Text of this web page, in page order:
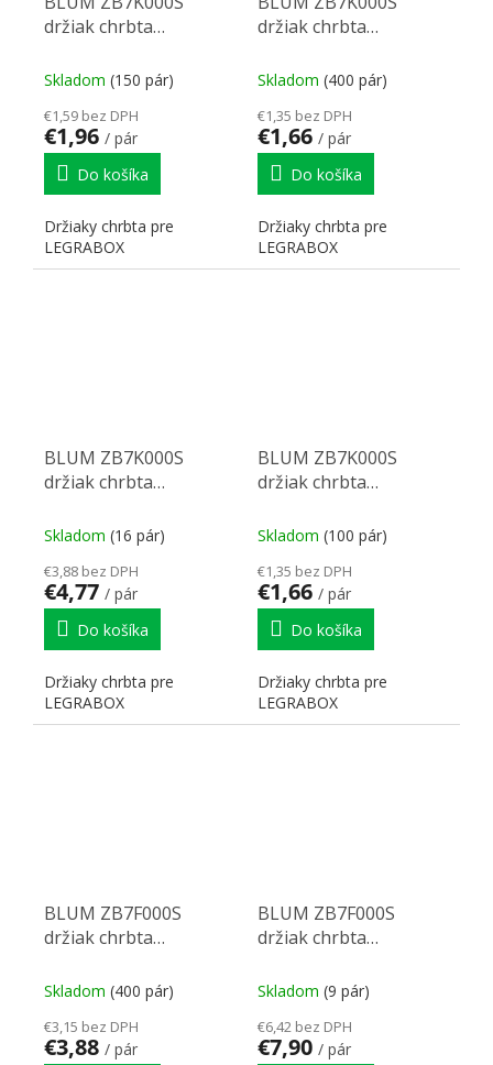
držiak chrbta
čierna CS-M
Skladom (150 pár)
€1,59 bez DPH
€1,96 / pár
Do košíka
Držiaky chrbta pre
LEGRABOX
držiak chrbta
Skladom (400 pár)
€1,35 bez DPH
€1,66 / pár
Do košíka
Držiaky chrbta pre
LEGRABOX
BLUM ZB7K000S
držiak chrbta
Skladom (16 pár)
€3,88 bez DPH
€4,77 / pár
Do košíka
Držiaky chrbta pre
LEGRABOX
BLUM ZB7K000S
držiak chrbta
Skladom (100 pár)
€1,35 bez DPH
€1,66 / pár
Do košíka
Držiaky chrbta pre
LEGRABOX
BLUM ZB7F000S
držiak chrbta
Skladom (400 pár)
€3,15 bez DPH
€3,88 / pár
BLUM ZB7F000S
držiak chrbta
Skladom (9 pár)
€6,42 bez DPH
€7,90 / pár